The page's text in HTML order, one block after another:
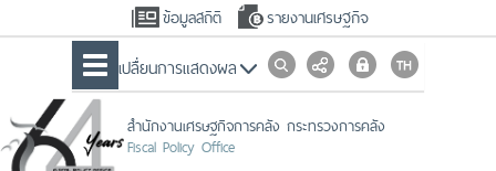
ข้อมูลสถิติ รายงานเศรษฐกิจ
เปลื่ยนการแสดงผล
สำนักงานเศรษฐกิจการคลัง กระทรวงการคลัง
Fiscal Policy Office